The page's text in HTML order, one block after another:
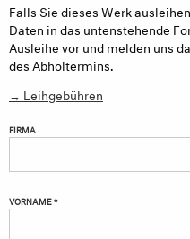
Falls Sie dieses Werk
Daten in das untenstehende
Ausleihe vor und melden uns
des Abholtermins.
→ Leihgebühren
FIRMA
VORNAME *